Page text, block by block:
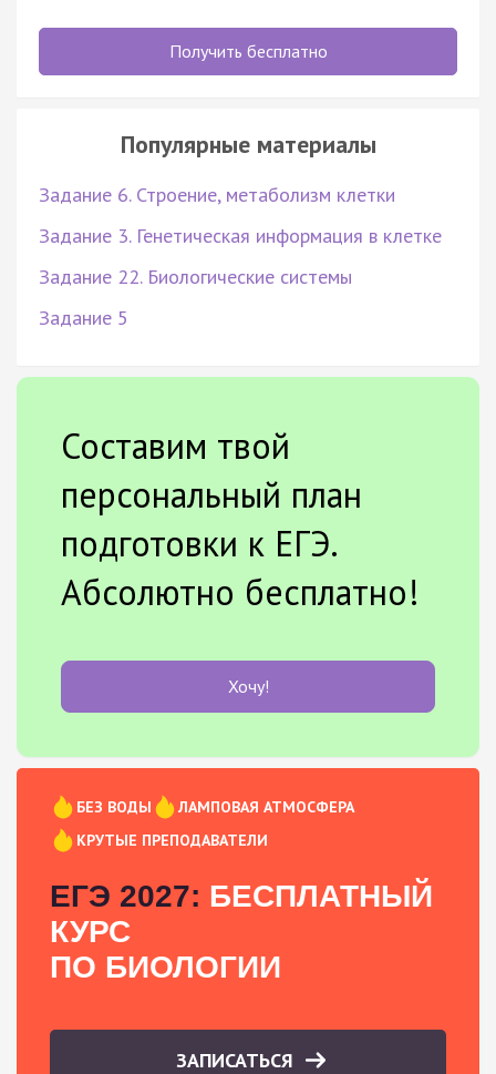
Получить бесплатно
Популярные материалы
Задание 6. Строение, метаболизм клетки
Задание 3. Генетическая информация в клетке
Задание 22. Биологические системы
Задание 5
Составим твой
персональный план
подготовки к ЕГЭ.
Абсолютно бесплатно!
Хочу!
БЕЗ ВОДЫ
ЛАМПОВАЯ АТМОСФЕРА
КРУТЫЕ ПРЕПОДАВАТЕЛИ
ЕГЭ 2027: БЕСПЛАТНЫЙ
КУРС
ПО БИОЛОГИИ
ЗАПИСАТЬСЯ